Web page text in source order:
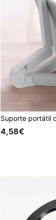
4,58€